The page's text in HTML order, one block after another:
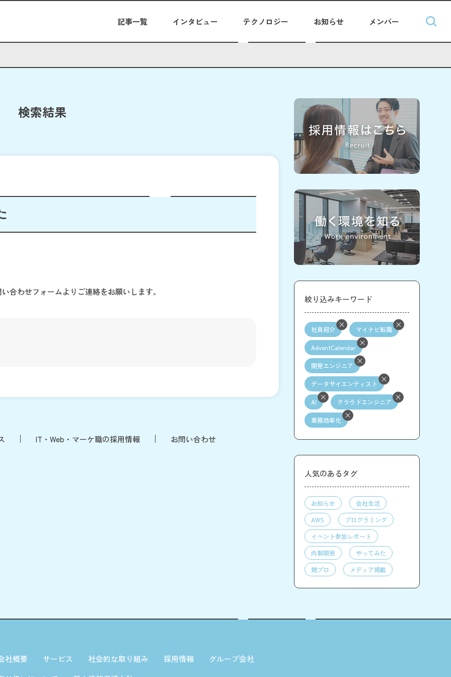
記事一覧 インタビュー テクノロジー お知らせ メンバー
検索結果
合わせフォームよりご連絡をお願いします。
IT・Web・マーケ職の採用情報 お問い合わせ
絞り込みキーワード
社員紹介 マイナビ転職
AdventCalendar
開発エンジニア
データサイエンティスト
AI クラウドエンジニア
業務効率化
人気のあるタグ
お知らせ
会社生活
AWS
プログラミング
イベント参加レポート
内製開発
やってみた
競プロ
メディア掲載
社概要 サービス 社会的な取り組み 採用情報
グループ会社